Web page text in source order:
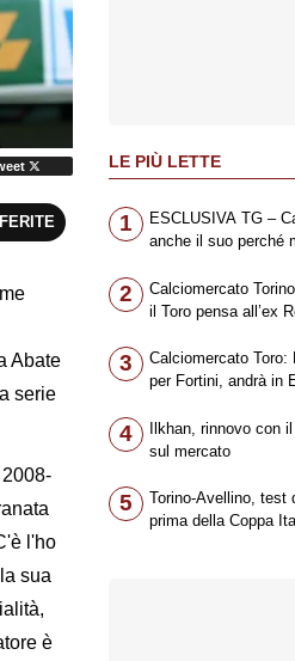
Abate
serie
l'ho
sua
è
LE PIÙ LETTE
1
ESCLUSIVA TG –
anche il suo perché
2
Calciomercato
il Toro pensa all’ex
3
Calciomercato Toro:
per Fortini, andrà in
4
Ilkhan, rinnovo con
sul mercato
5
Torino-Avellino, test
prima della Coppa